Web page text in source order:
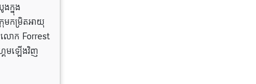
ក្នុង
រុមកម្រិតអាយុ
លោក Forrest
េមឡើងវិញ